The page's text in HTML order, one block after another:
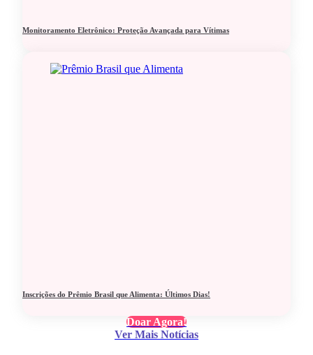
Monitoramento Eletrônico: Proteção Avançada para Vítimas
Inscrições do Prêmio Brasil que Alimenta: Últimos Dias!
Doar Agora!
Ver Mais Notícias